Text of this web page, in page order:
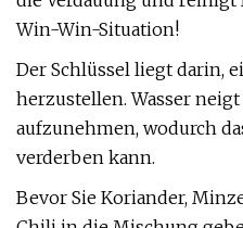
Win-Win-Situation!
Der Schlüssel liegt darin,
herzustellen. Wasser
aufzunehmen, wodurch
verderben kann.
Bevor Sie Koriander,